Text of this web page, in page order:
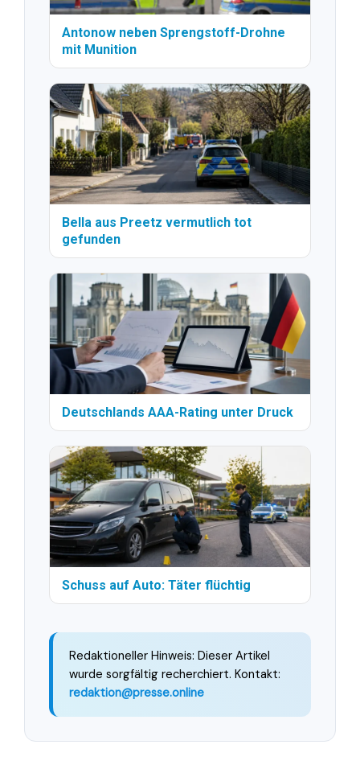
Antonow neben Sprengstoff-Drohne
mit Munition
Bella aus Preetz vermutlich tot
gefunden
Deutschlands AAA-Rating unter Druck
Schuss auf Auto: Täter flüchtig
Redaktioneller Hinweis: Dieser Artikel
wurde sorgfältig recherchiert. Kontakt:
redaktion@presse.online